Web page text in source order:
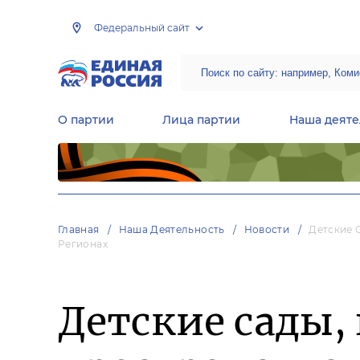
Федеральный сайт
О партии Лица партии Наша
Главная Наша Деятельность Новости
Детские
Регионах
Детские